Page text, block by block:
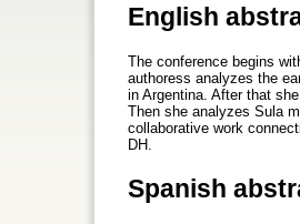
English
The conference begins
authoress analyzes the
in Argentina. After that
Then she analyzes Sula
collaborative work
DH.
Spanish